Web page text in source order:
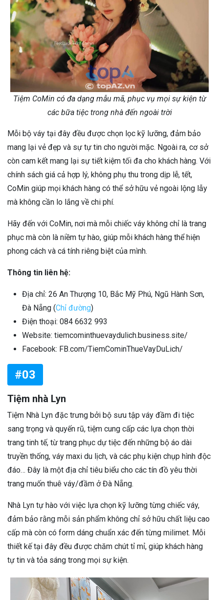
Tiệm CoMin có đa dạng mẫu mã, phục vụ mọi sự kiện từ
các bữa tiệc trong nhà đến ngoài trời
Mỗi bộ váy tại đây đều được chọn lọc kỹ lưỡng, đảm bảo
mang lại vẻ đẹp và sự tự tin cho người mặc. Ngoài ra, cơ sở
còn cam kết mang lại sự tiết kiệm tối đa cho khách hàng. Với
chính sách giá cả hợp lý, không phụ thu trong dịp lễ, tết,
CoMin giúp mọi khách hàng có thể sở hữu vẻ ngoài lộng lẫy
mà không cần lo lắng về chi phí.
Hãy đến với CoMin, nơi mà mỗi chiếc váy không chỉ là trang
phục mà còn là niềm tự hào, giúp mỗi khách hàng thể hiện
phong cách và cá tính riêng biệt của mình.
Thông tin liên hệ:
Địa chỉ: 26 An Thượng 10, Bắc Mỹ Phú, Ngũ Hành Sơn,
Đà Nẵng (Chỉ đường)
Điện thoại: 084 6632 993
Website: tiemcominthuevaydulich.business.site/
Facebook: FB.com/TiemCominThueVayDuLich/
#03
Tiệm nhà Lyn
Tiệm Nhà Lyn đặc trưng bởi bộ sưu tập váy đầm đi tiệc
sang trọng và quyến rũ, tiệm cung cấp các lựa chọn thời
trang tinh tế, từ trang phục dự tiệc đến những bộ áo dài
truyền thống, váy maxi du lịch, và các phụ kiện chụp hình độc
đáo… Đây là một địa chỉ tiêu biểu cho các tín đồ yêu thời
trang muốn thuê váy/đầm ở Đà Nẵng.
Nhà Lyn tự hào với việc lựa chọn kỹ lưỡng từng chiếc váy,
đảm bảo rằng mỗi sản phẩm không chỉ sở hữu chất liệu cao
cấp mà còn có form dáng chuẩn xác đến từng milimet. Mỗi
thiết kế tại đây đều được chăm chút tỉ mỉ, giúp khách hàng
tự tin và tỏa sáng trong mọi sự kiện.